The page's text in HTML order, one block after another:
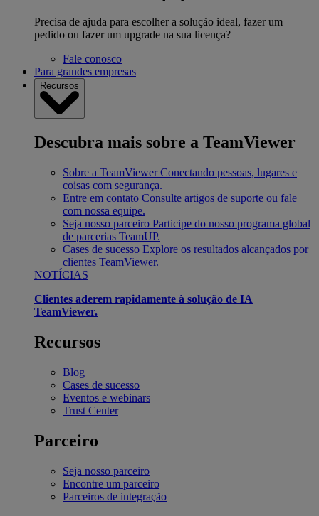
Precisa de ajuda para escolher a solução ideal, fazer um
pedido ou fazer um upgrade na sua licença?
Fale conosco
Para grandes empresas
Recursos
Descubra mais sobre a TeamViewer
Sobre a TeamViewer Conectando pessoas, lugares e
coisas com segurança.
Entre em contato Consulte artigos de suporte ou fale
com nossa equipe.
Seja nosso parceiro Participe do nosso programa global
de parcerias TeamUP.
Cases de sucesso Explore os resultados alcançados por
clientes TeamViewer.
NOTÍCIAS
Clientes aderem rapidamente à solução de IA
TeamViewer.
Recursos
Blog
Cases de sucesso
Eventos e webinars
Trust Center
Parceiro
Seja nosso parceiro
Encontre um parceiro
Parceiros de integração